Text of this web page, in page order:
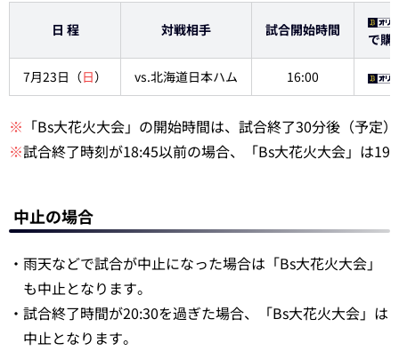
日 程 対戦相手 試合開始時間
で購
7月23日（日） vs.北海道日本ハム 16:00
※ 「Bs大花火大会」の開始時間は、試合終了30分後（予定
※試合終了時刻が18:45以前の場合、「Bs大花火大会」は
中止の場合
・雨天などで試合が中止になった場合は「Bs大花火大会」
も中止となります。
・試合終了時間が20:30を過ぎた場合、「Bs大花火大会」は
中止となります。